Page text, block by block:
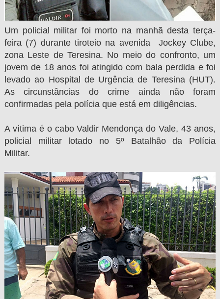
Um policial militar foi morto na manhã desta terça-
feira (7) durante tiroteio na avenida Jockey Clube,
zona Leste de Teresina. No meio do confronto, um
jovem de 18 anos foi atingido com bala perdida e foi
levado ao Hospital de Urgência de Teresina (HUT).
As circunstâncias do crime ainda não foram
confirmadas pela polícia que está em diligências.
A vítima é o cabo Valdir Mendonça do Vale, 43 anos,
policial militar lotado no 5º Batalhão da Polícia
Militar.